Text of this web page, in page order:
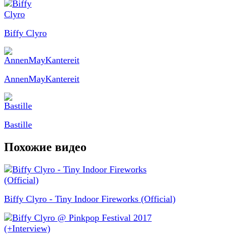
Biffy Clyro
AnnenMayKantereit
Bastille
Похожие видео
Biffy Clyro - Tiny Indoor Fireworks (Official)